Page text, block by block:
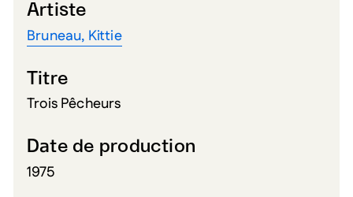
Artiste
Bruneau, Kittie
Titre
Trois Pêcheurs
Date de production
1975